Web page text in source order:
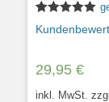
Bewertet mit
5.00von 5,
4
29,95 €
inkl. MwSt.